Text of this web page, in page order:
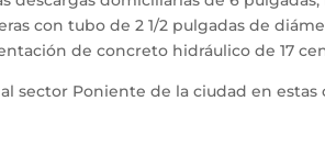
con tubo de 2 1/2 pulgadas de
de concreto hidráulico de 17
sector Poniente de la ciudad en